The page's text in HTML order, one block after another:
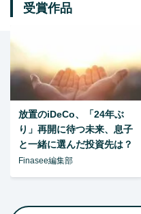
受賞作品
放置のiDeCo、「24年ぶ
り」再開に待つ未来、息子
と一緒に選んだ投資先は？
Finasee編集部